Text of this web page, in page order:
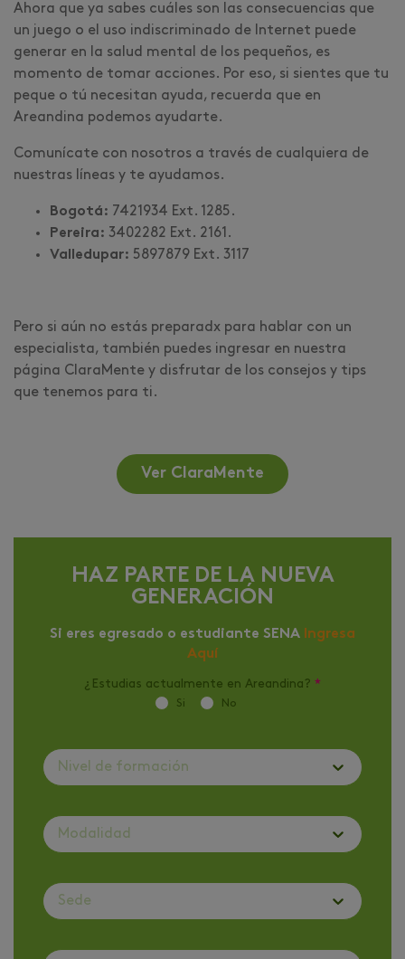
Ahora que ya sabes cuáles son las consecuencias que
un juego o el uso indiscriminado de Internet puede
generar en la salud mental de los pequeños, es
momento de tomar acciones. Por eso, si sientes que tu
peque o tú necesitan ayuda, recuerda que en
Areandina podemos ayudarte.
Comunícate con nosotros a través de cualquiera de
nuestras líneas y te ayudamos.
Bogotá: 7421934 Ext. 1285.
Pereira: 3402282 Ext. 2161.
Valledupar: 5897879 Ext. 3117
Pero si aún no estás preparadx para hablar con un
especialista, también puedes ingresar en nuestra
página ClaraMente y disfrutar de los consejos y tips
que tenemos para ti.
Ver ClaraMente
HAZ PARTE DE LA NUEVA
GENERACIÓN
Si eres egresado o estudiante SENA Ingresa
Aquí
¿Estudias actualmente en Areandina? *
Si No
Nivel de formación
Modalidad
Sede